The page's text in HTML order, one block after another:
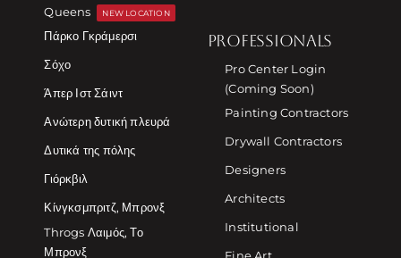
Queens
NEW LOCATION
Πάρκο Γκράμερσι
Σόχο
Άπερ Ιστ Σάιντ
Ανώτερη δυτική πλευρά
Δυτικά της πόλης
Γιόρκβιλ
Κίνγκσμπριτζ, Μπρονξ
Throgs Λαιμός, Το
Μπρονξ
PROFESSIONALS
Pro Center Login
(Coming Soon)
Painting Contractors
Drywall Contractors
Designers
Architects
Institutional